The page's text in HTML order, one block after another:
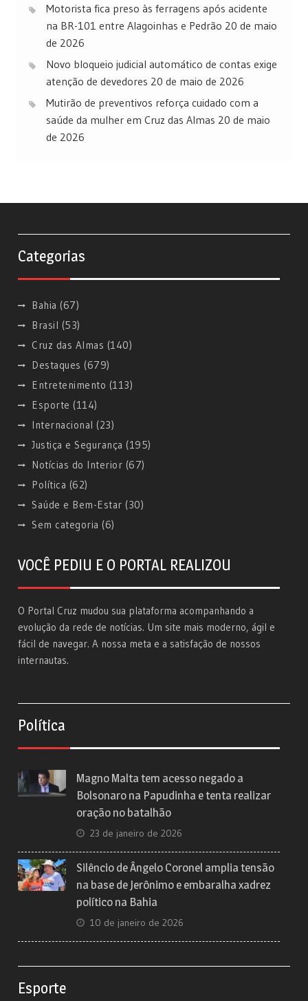
Motorista fica preso às ferragens após acidente
na BR-101 entre Alagoinhas e Pedrão 20 de maio
de 2026
Novo bloqueio judicial automático de contas exige
atenção de devedores 20 de maio de 2026
Mutirão de preventivos reforça cuidado com a
saúde da mulher em Cruz das Almas 20 de maio
de 2026
Categorias
Bahia (67)
Brasil (53)
Cruz das Almas (140)
Destaques (679)
Entretenimento (113)
Esporte (114)
Internacional (23)
Justiça e Segurança (195)
Notícias do Interior (67)
Política (62)
Saúde e Bem-Estar (30)
Sem categoria (6)
VOCÊ PEDIU E O PORTAL REALIZOU
O Portal Cruz mudou sua plataforma acompanhando a
evolução da rede de notícias. Um site mais moderno, ágil e
fácil de navegar. A nossa meta e a satisfação de nossos
internautas.
Política
Magno Malta tem acesso negado a
Bolsonaro na Papudinha e tenta realizar
oração no batalhão
23 de janeiro de 2026
Silêncio de Ângelo Coronel amplia tensão
na base de Jerônimo e embaralha xadrez
político na Bahia
10 de janeiro de 2026
Esporte